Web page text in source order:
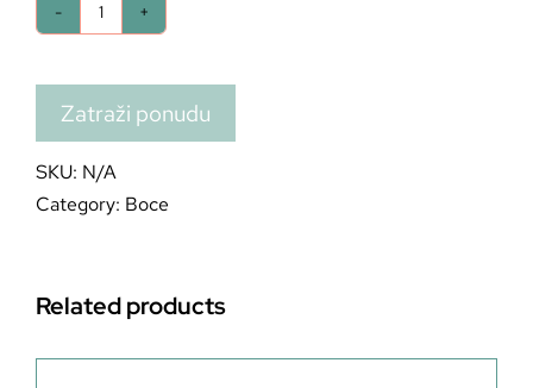
Zatraži ponudu
SKU: N/A
Category: Boce
Related products